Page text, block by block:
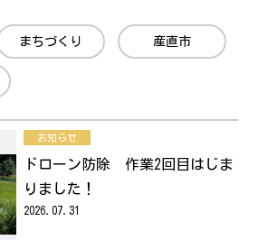
まちづくり 産直市
お知らせ
ドローン防除 作業2回目はじま
りました！
2026.07.31